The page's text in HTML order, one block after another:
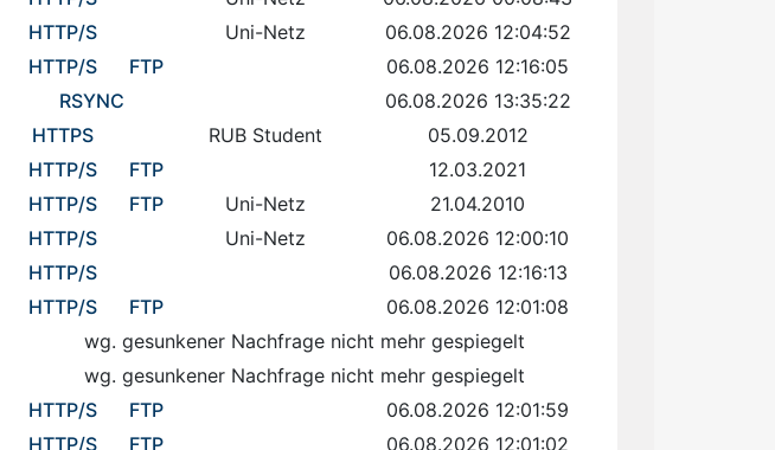
HTTP/S Uni-Netz
06.08.2026 12:04:52
HTTP/S FTP
06.08.2026 12:16:05
RSYNC
06.08.2026 13:35:22
HTTPS RUB Student
05.09.2012
HTTP/S FTP
12.03.2021
HTTP/S FTP Uni-Netz
21.04.2010
HTTP/S Uni-Netz
06.08.2026 12:00:10
HTTP/S
06.08.2026 12:16:13
HTTP/S FTP
06.08.2026 12:01:08
wg. gesunkener Nachfrage nicht mehr gespiegelt
wg. gesunkener Nachfrage nicht mehr gespiegelt
HTTP/S FTP
06.08.2026 12:01:59
HTTP/S FTP
06.08.2026 12:01:02